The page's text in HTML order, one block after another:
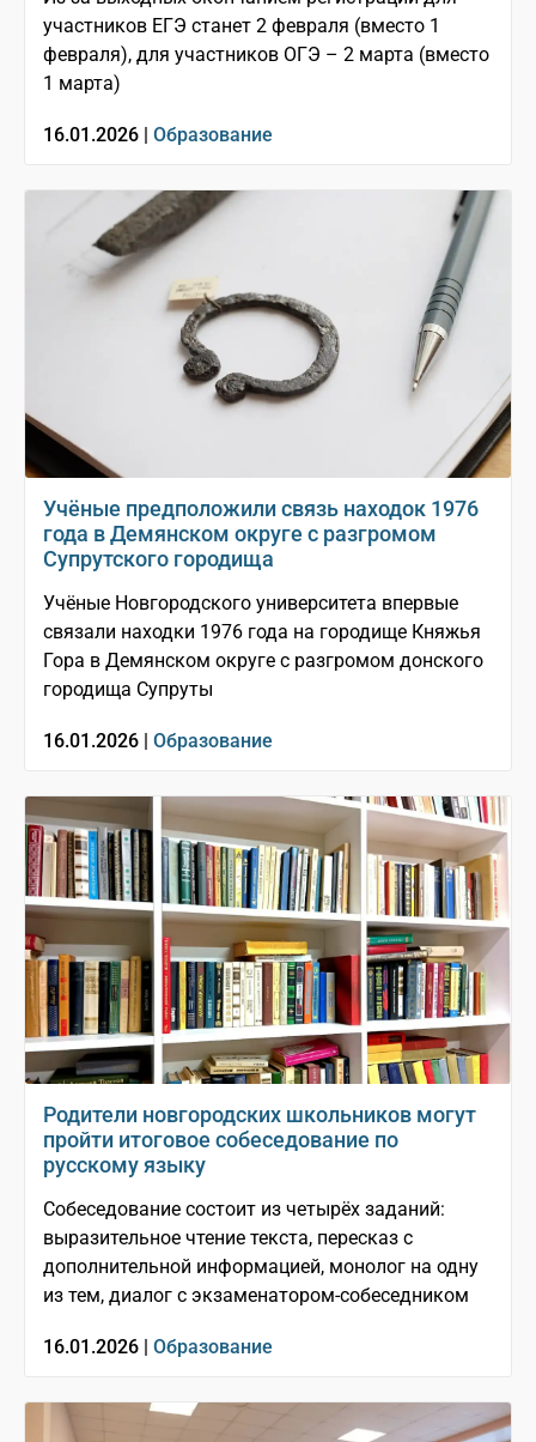
участников ЕГЭ станет 2 февраля (вместо 1
февраля), для участников ОГЭ – 2 марта (вместо
1 марта)
16.01.2026 | Образование
Учёные предположили связь находок 1976
года в Демянском округе с разгромом
Супрутского городища
Учёные Новгородского университета впервые
связали находки 1976 года на городище Княжья
Гора в Демянском округе с разгромом донского
городища Супруты
16.01.2026 | Образование
Родители новгородских школьников могут
пройти итоговое собеседование по
русскому языку
Собеседование состоит из четырёх заданий:
выразительное чтение текста, пересказ с
дополнительной информацией, монолог на одну
из тем, диалог с экзаменатором-собеседником
16.01.2026 | Образование